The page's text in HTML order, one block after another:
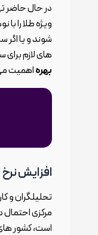
در حال حاضر
ویژه طلا را
شوند و یا اگر
های لازم برای
بهرهاهمیت
افزایش
تحلیلگران و
مرکزی احتمال
است، کشور های